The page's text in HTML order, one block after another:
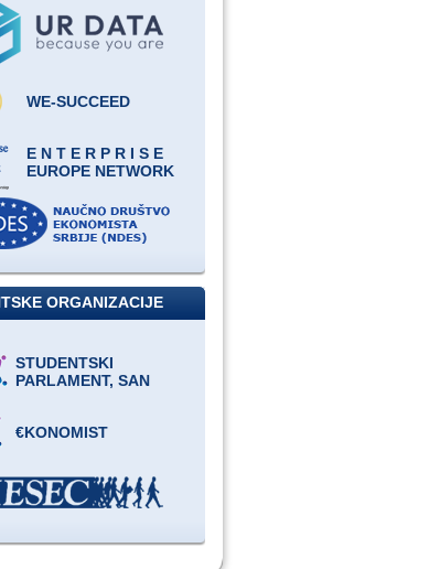
WE-SUCCEED
E N T E R P R I S E
EUROPE NETWORK
ORGANIZACIJE
STUDENTSKI
PARLAMENT, SAN
€KONOMIST